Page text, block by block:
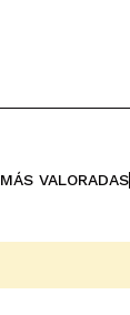
MÁS VALORADAS